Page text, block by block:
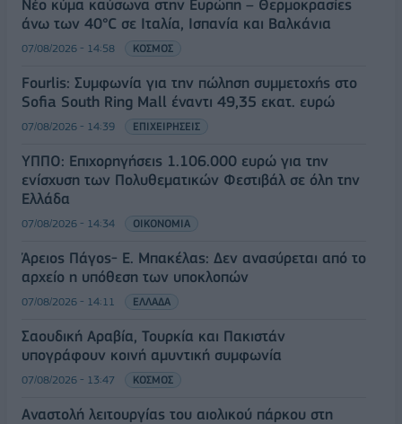
Νέο κύμα καύσωνα στην Ευρώπη – Θερμοκρασίες
άνω των 40°C σε Ιταλία, Ισπανία και Βαλκάνια
07/08/2026 - 14:58 ΚΟΣΜΟΣ
Fourlis: Συμφωνία για την πώληση συμμετοχής στο
Sofia South Ring Mall έναντι 49,35 εκατ. ευρώ
07/08/2026 - 14:39 ΕΠΙΧΕΙΡΗΣΕΙΣ
ΥΠΠΟ: Επιχορηγήσεις 1.106.000 ευρώ για την
ενίσχυση των Πολυθεματικών Φεστιβάλ σε όλη την
Ελλάδα
07/08/2026 - 14:34 ΟΙΚΟΝΟΜΙΑ
Άρειος Πάγος- Ε. Μπακέλας: Δεν ανασύρεται από το
αρχείο η υπόθεση των υποκλοπών
07/08/2026 - 14:11 ΕΛΛΑΔΑ
Σαουδική Αραβία, Τουρκία και Πακιστάν
υπογράφουν κοινή αμυντική συμφωνία
07/08/2026 - 13:47 ΚΟΣΜΟΣ
Αναστολή λειτουργίας του αιολικού πάρκου στη